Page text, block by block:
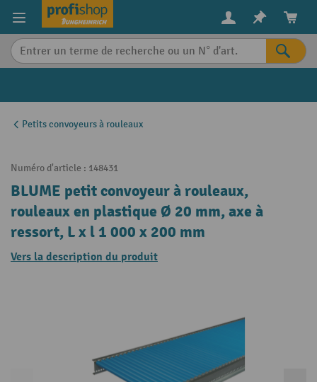
content
Petits convoyeurs à rouleaux
Numéro d'article : 148431
BLUME petit convoyeur à rouleaux,
rouleaux en plastique Ø 20 mm, axe à
ressort, L x l 1 000 x 200 mm
Vers la description du produit